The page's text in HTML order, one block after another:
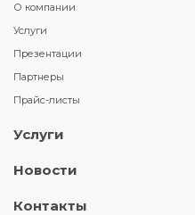
О компании
Услуги
Презентации
Партнеры
Прайс-листы
Услуги
Новости
Контакты